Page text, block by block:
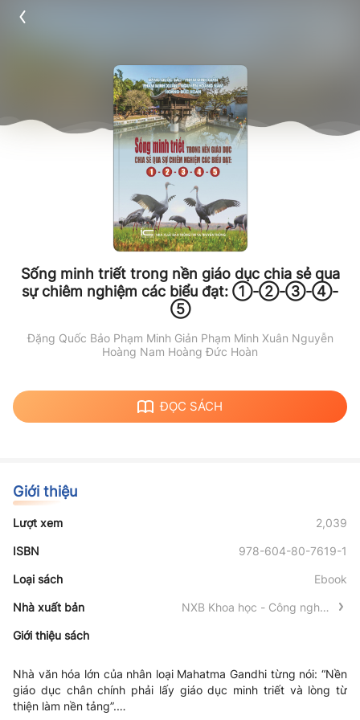
Sống minh triết trong nền giáo dục chia sẻ qua
sự chiêm nghiệm các biểu đạt: ①-②-③-④-
⑤
Đặng Quốc Bảo Phạm Minh Giản Phạm Minh Xuân Nguyễn
Hoàng Nam Hoàng Đức Hoàn
ĐỌC SÁCH
Giới thiệu
Lượt xem 2,039
ISBN 978-604-80-7619-1
Loại sách Ebook
Nhà xuất bản
NXB Khoa học - Công nghệ -
Giới thiệu sách
Nhà văn hóa lớn của nhân loại Mahatma Gandhi từng nói: “Nền
giáo dục chân chính phải lấy giáo dục minh triết và lòng từ
thiện làm nền tảng”.